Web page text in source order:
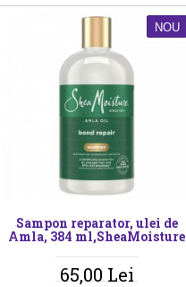
NOU
Sampon reparator, ulei de
Amla, 384 ml,SheaMoisture
65,00 Lei